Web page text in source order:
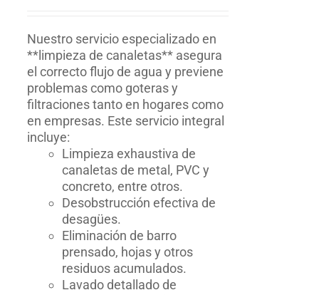
Nuestro servicio especializado en
**limpieza de canaletas** asegura
el correcto flujo de agua y previene
problemas como goteras y
filtraciones tanto en hogares como
en empresas. Este servicio integral
incluye:
Limpieza exhaustiva de
canaletas de metal, PVC y
concreto, entre otros.
Desobstrucción efectiva de
desagües.
Eliminación de barro
prensado, hojas y otros
residuos acumulados.
Lavado detallado de